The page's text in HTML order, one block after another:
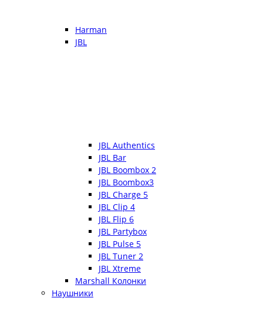
Harman
JBL
JBL Authentics
JBL Bar
JBL Boombox 2
JBL Boombox3
JBL Charge 5
JBL Clip 4
JBL Flip 6
JBL Partybox
JBL Pulse 5
JBL Tuner 2
JBL Xtreme
Marshall Колонки
Наушники